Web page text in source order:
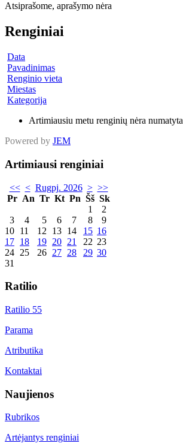
Atsiprašome, aprašymo nėra
Renginiai
Data
Pavadinimas
Renginio vieta
Miestas
Kategorija
Artimiausiu metu renginių nėra numatyta
Powered by JEM
Artimiausi renginiai
<< < Rugpj. 2026 > >>
Pr An Tr Kt Pn Šš Sk
1
2
3
4 5 6 7 8
9
10 11 12 13 14 15 16
17 18 19 20 21 22 23
24 25 26 27 28 29 30
31
Ratilio
Ratilio 55
Parama
Atributika
Kontaktai
Naujienos
Rubrikos
Artėjantys renginiai